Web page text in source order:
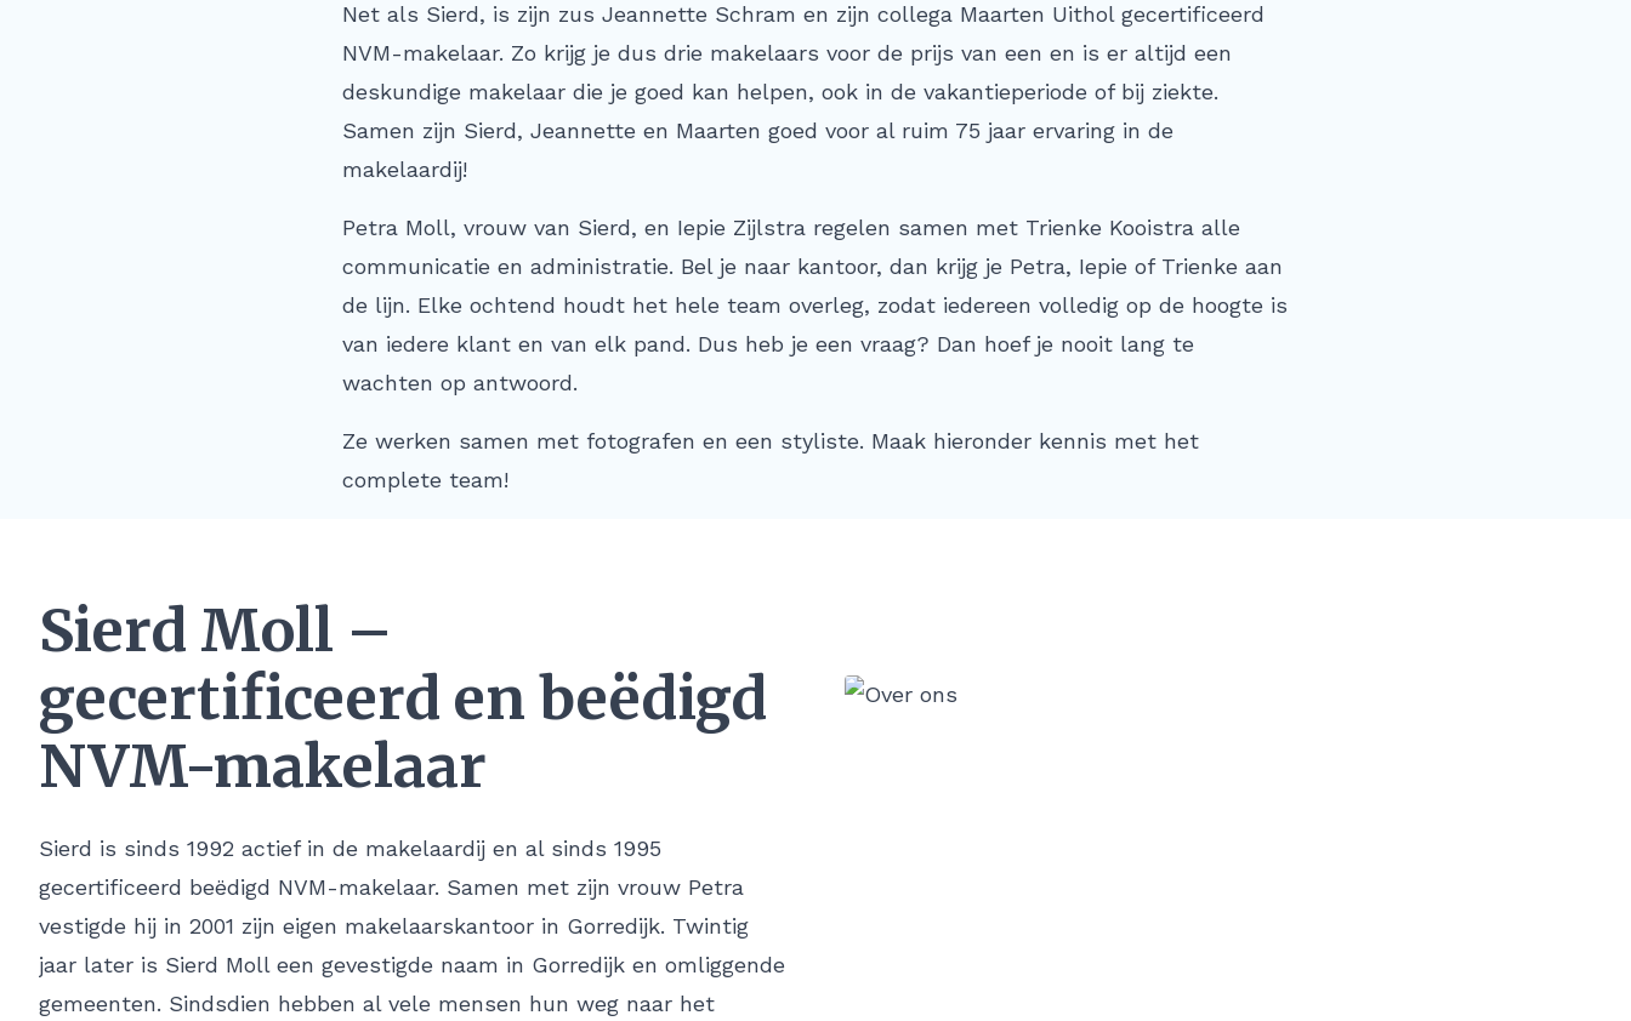
Net als Sierd, is zijn zus Jeannette Schram en zijn collega Maarten Uithol gecertificeerd
NVM-makelaar. Zo krijg je dus drie makelaars voor de prijs van een en is er altijd een
deskundige makelaar die je goed kan helpen, ook in de vakantieperiode of bij ziekte.
Samen zijn Sierd, Jeannette en Maarten goed voor al ruim 75 jaar ervaring in de
makelaardij!
Petra Moll, vrouw van Sierd, en Iepie Zijlstra regelen samen met Trienke Kooistra alle
communicatie en administratie. Bel je naar kantoor, dan krijg je Petra, Iepie of Trienke aan
de lijn. Elke ochtend houdt het hele team overleg, zodat iedereen volledig op de hoogte is
van iedere klant en van elk pand. Dus heb je een vraag? Dan hoef je nooit lang te
wachten op antwoord.
Ze werken samen met fotografen en een styliste. Maak hieronder kennis met het
complete team!
Sierd Moll –
gecertificeerd en beëdigd
NVM-makelaar
Sierd is sinds 1992 actief in de makelaardij en al sinds 1995
gecertificeerd beëdigd NVM-makelaar. Samen met zijn vrouw Petra
vestigde hij in 2001 zijn eigen makelaarskantoor in Gorredijk. Twintig
jaar later is Sierd Moll een gevestigde naam in Gorredijk en omliggende
gemeenten. Sindsdien hebben al vele mensen hun weg naar het